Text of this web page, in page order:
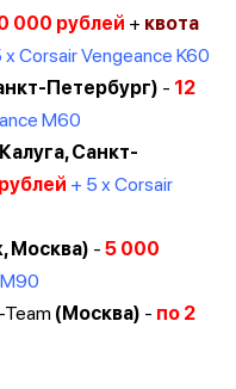
000 рублей + квота
х Corsair Vengeance K60
Петербург) - 12
M60
Санкт-
+ 5 х Corsair
Москва) - 5 000
Team (Москва) - по 2